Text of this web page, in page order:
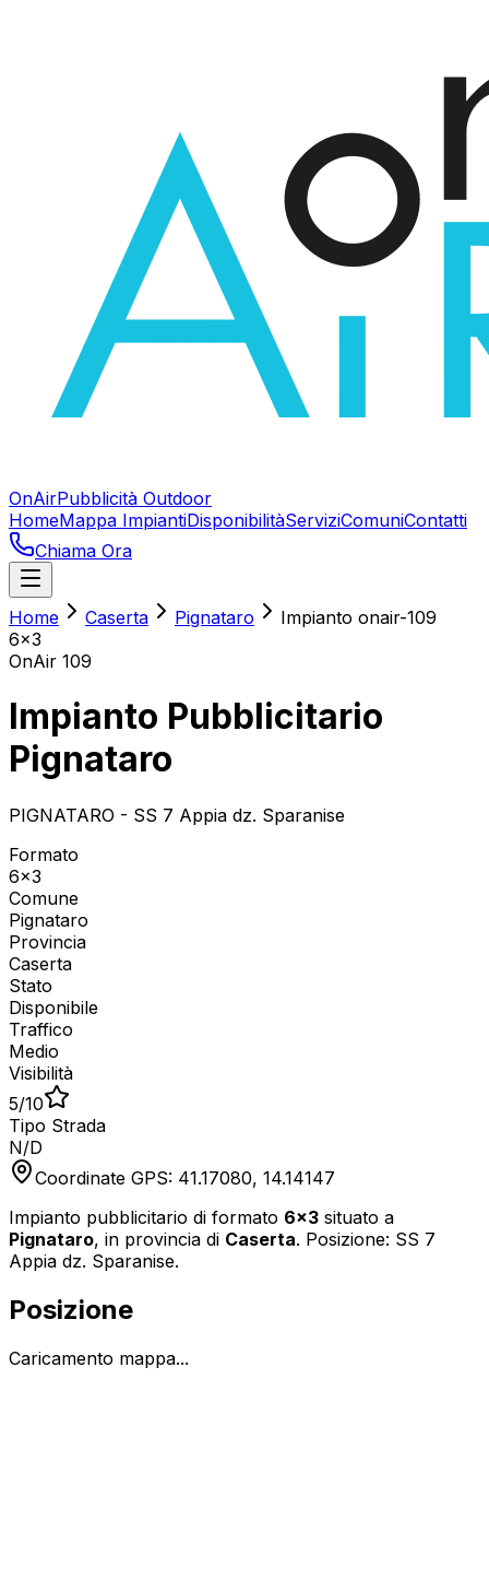
OnAirPubblicità Outdoor
HomeMappa ImpiantiDisponibilitàServiziComuniContatti
Chiama Ora
Home Caserta Pignataro
Impianto onair-109
6x3
OnAir 109
Impianto Pubblicitario
Pignataro
PIGNATARO - SS 7 Appia dz. Sparanise
Formato
6x3
Comune
Pignataro
Provincia
Caserta
Stato
Disponibile
Traffico
Medio
Visibilità
5/10
Tipo Strada
N/D
Coordinate GPS: 41.17080, 14.14147
Impianto pubblicitario di formato 6x3 situato a
Pignataro, in provincia di Caserta. Posizione: SS 7
Appia dz. Sparanise.
Posizione
Caricamento mappa...